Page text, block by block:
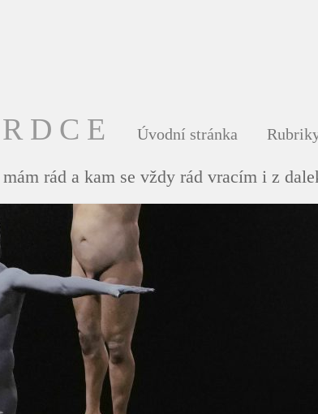
Úvodní stránka
rád a kam se vždy rád vracím i z